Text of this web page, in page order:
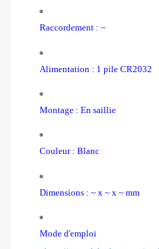
Raccordement : ~
Alimentation : 1 pile CR2032
Montage : En saillie
Couleur : Blanc
Dimensions : ~ x ~ x ~ mm
Mode d'emploi